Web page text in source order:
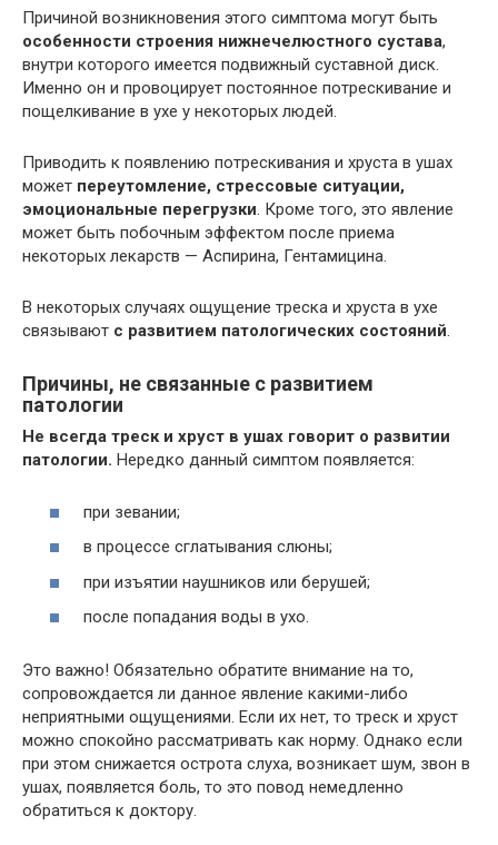
Причиной возникновения этого симптома могут быть
особенности строения нижнечелюстного сустава,
внутри которого имеется подвижный суставной диск.
Именно он и провоцирует постоянное потрескивание и
пощелкивание в ухе у некоторых людей.
Приводить к появлению потрескивания и хруста в ушах
может переутомление, стрессовые ситуации,
эмоциональные перегрузки. Кроме того, это явление
может быть побочным эффектом после приема
некоторых лекарств — Аспирина, Гентамицина.
В некоторых случаях ощущение треска и хруста в ухе
связывают с развитием патологических состояний.
Причины, не связанные с развитием
патологии
Не всегда треск и хруст в ушах говорит о развитии
патологии. Нередко данный симптом появляется:
при зевании;
в процессе сглатывания слюны;
при изъятии наушников или берушей;
после попадания воды в ухо.
Это важно! Обязательно обратите внимание на то,
сопровождается ли данное явление какими-либо
неприятными ощущениями. Если их нет, то треск и хруст
можно спокойно рассматривать как норму. Однако если
при этом снижается острота слуха, возникает шум, звон в
ушах, появляется боль, то это повод немедленно
обратиться к доктору.